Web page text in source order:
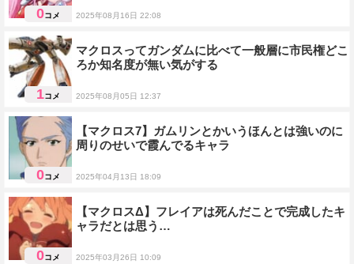
0コメ 2025年08月16日 22:08
1コメ
マクロスってガンダムに比べて一般層に市民権どこ
ろか知名度が無い気がする
2025年08月05日 12:37
0コメ
【マクロス7】ガムリンとかいうほんとは強いのに
周りのせいで霞んでるキャラ
2025年04月13日 18:09
0コメ
【マクロスΔ】フレイアは死んだことで完成したキ
ャラだとは思う…
2025年03月26日 10:09